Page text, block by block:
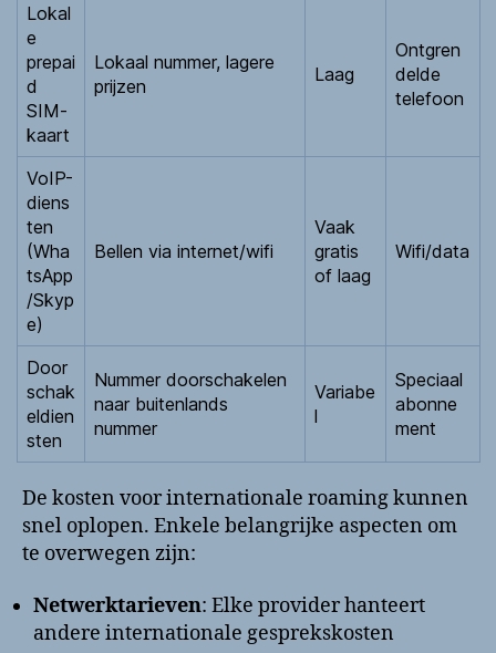
Lokal
e
prepai
d
SIM-
kaart
Lokaal nummer, lagere
prijzen
Laag
Ontgren
delde
telefoon
VoIP-
diens
ten
(Wha
tsApp
/Skyp
e)
Bellen via internet/wifi
Vaak
gratis
of laag
Wifi/data
Door
schak
eldien
sten
Nummer doorschakelen
naar buitenlands
nummer
Variabe
l
Speciaal
abonne
ment
De kosten voor internationale roaming kunnen
snel oplopen. Enkele belangrijke aspecten om
te overwegen zijn:
Netwerktarieven: Elke provider hanteert
andere internationale gesprekskosten